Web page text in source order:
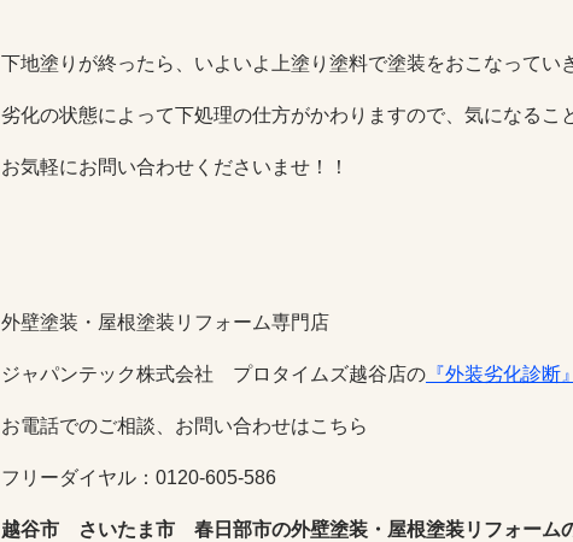
下地塗りが終ったら、いよいよ上塗り塗料で塗装をおこなってい
劣化の状態によって下処理の仕方がかわりますので、気になるこ
お気軽にお問い合わせくださいませ！！
外壁塗装・屋根塗装リフォーム専門店
ジャパンテック株式会社 プロタイムズ越谷店の 『外装劣化診断
お電話でのご相談、お問い合わせはこちら
フリーダイヤル：0120-605-586
越谷市 さいたま市 春日部市の外壁塗装・屋根塗装リフォーム